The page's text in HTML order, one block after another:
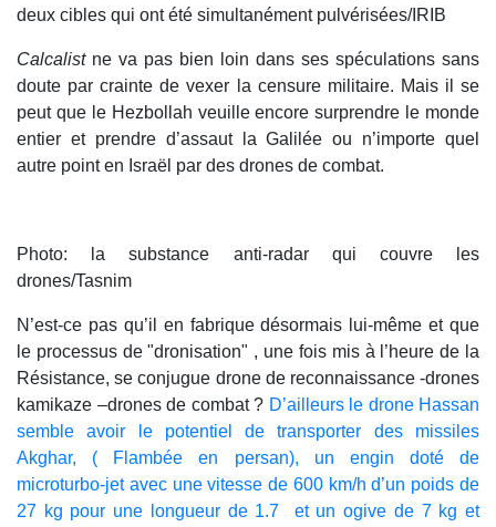
deux cibles qui ont été simultanément pulvérisées/IRIB
Calcalistne va pas bien loin dans ses spéculations sans
doute par crainte de vexer la censure militaire. Mais il se
peut que le Hezbollah veuille encore surprendre le monde
entier et prendre d’assaut la Galilée ou n’importe quel
autre point en Israël par des drones de combat.
Photo: la substance anti-radar qui couvre les
drones/Tasnim
N’est-ce pas qu’il en fabrique désormais lui-même et que
le processus de "dronisation" , une fois mis à l’heure de la
Résistance, se conjugue drone de reconnaissance -drones
kamikaze –drones de combat ? D’ailleurs le drone Hassan
semble avoir le potentiel de transporter des missiles
Akghar, ( Flambée en persan), un engin doté de
microturbo-jet avec une vitesse de 600 km/h d’un poids de
27 kg pour une longueur de 1.7 et un ogive de 7 kg et